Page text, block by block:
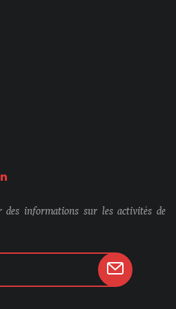
des informations sur les activités de